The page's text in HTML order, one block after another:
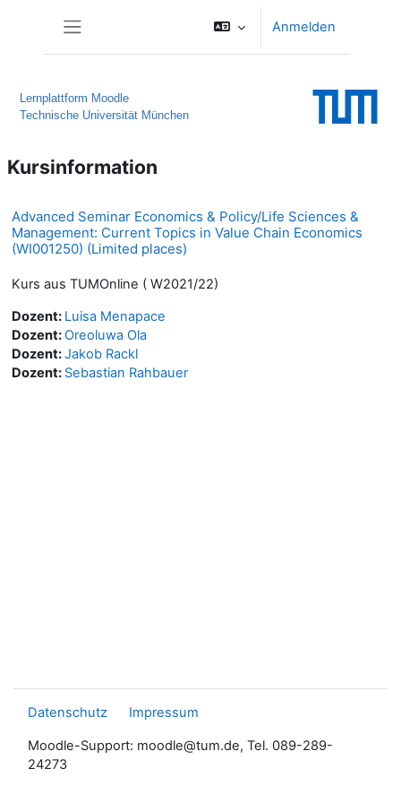
Anmelden
Lernplattform Moodle
Technische Universität München
Kursinformation
Advanced Seminar Economics & Policy/Life Sciences &
Management: Current Topics in Value Chain Economics
(WI001250) (Limited places)
Kurs aus TUMOnline ( W2021/22)
Dozent: Luisa Menapace
Dozent:Oreoluwa Ola
Dozent:Jakob Rackl
Dozent: Sebastian Rahbauer
Datenschutz Impressum
Moodle-Support: moodle@tum.de, Tel. 089-289-
24273